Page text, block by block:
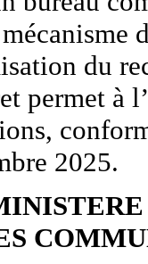
du
permet à
2025.